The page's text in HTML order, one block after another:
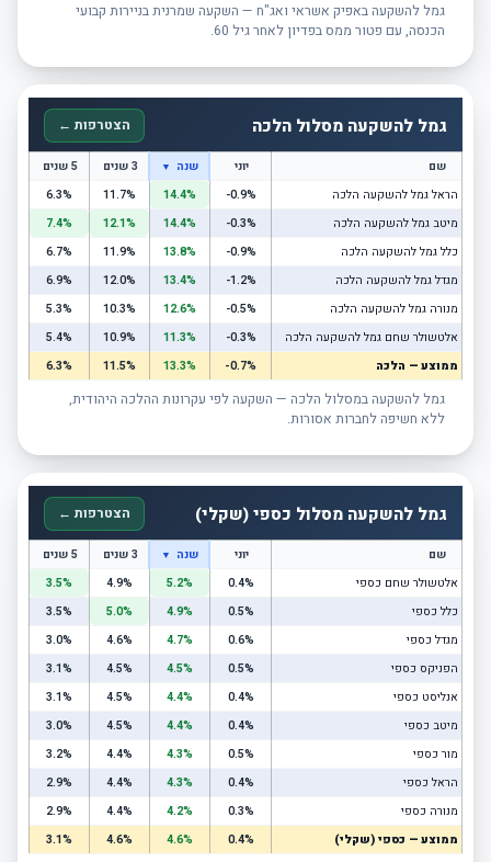
גמל להשקעה באפיק אשראי ואג"ח — השקעה שמרנית בניירות קבועי
הכנסה, עם פטור ממס בפדיון לאחר גיל 60.
גמל להשקעה מסלול הלכה הצטרפות ←
שם יוני שנה ▼ 3 שנים
5 שנים
הראל גמל להשקעה הלכה
-0.9%
14.4%
11.7%
6.3%
מיטב גמל להשקעה הלכה
-0.3%
14.4%
12.1%
7.4%
כלל גמל להשקעה הלכה
-0.9%
13.8%
11.9%
6.7%
מגדל גמל להשקעה הלכה
-1.2%
13.4%
12.0%
6.9%
מנורה גמל להשקעה הלכה
-0.5%
12.6%
10.3%
5.3%
אלטשולר שחם גמל להשקעה הלכה
-0.3%
11.3%
10.9%
5.4%
ממוצע — הלכה
-0.7%
13.3%
11.5%
6.3%
גמל להשקעה במסלול הלכה — השקעה לפי עקרונות ההלכה היהודית,
ללא חשיפה לחברות אסורות.
גמל להשקעה מסלול כספי (שקלי) הצטרפות ←
שם יוני שנה ▼ 3 שנים
5 שנים
אלטשולר שחם כספי
0.4%
5.2%
4.9%
3.5%
כלל כספי
0.5%
4.9%
5.0%
3.5%
מגדל כספי
0.6%
4.7%
4.6%
3.0%
הפניקס כספי
0.5%
4.5%
4.5%
3.1%
אנליסט כספי
0.4%
4.4%
4.5%
3.1%
מיטב כספי
0.4%
4.4%
4.5%
3.0%
מור כספי
0.5%
4.3%
4.4%
3.2%
הראל כספי
0.4%
4.3%
4.4%
2.9%
מנורה כספי
0.3%
4.2%
4.4%
2.9%
ממוצע — כספי (שקלי)
0.4%
4.6%
4.6%
3.1%